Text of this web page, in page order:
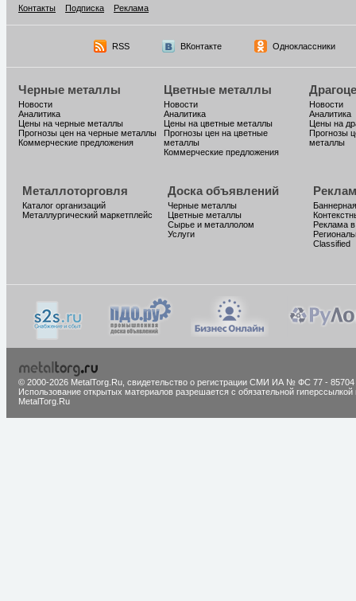
Контакты
Подписка Реклама
RSS ВКонтакте Одноклассники
Черные металлы
Новости
Аналитика
Цены на черные металлы
Прогнозы цен на черные металлы
Коммерческие предложения
Цветные металлы
Новости
Аналитика
Цены на цветные металлы
Прогнозы цен на цветные
металлы
Коммерческие предложения
Новости
Аналитика
Цены на
Прогнозы
металлы
Металлоторговля
Каталог организаций
Металлургический маркетплейс
Доска объявлений
Черные металлы
Цветные металлы
Сырье и металлолом
Услуги
Реклама
Classified
© 2000-2026 MetalTorg.Ru, cвидетельство о регистрации СМИ ИА № ФС 77 - 85704
Использование открытых материалов разрешается с обязательной гиперссылкой
MetalTorg.Ru